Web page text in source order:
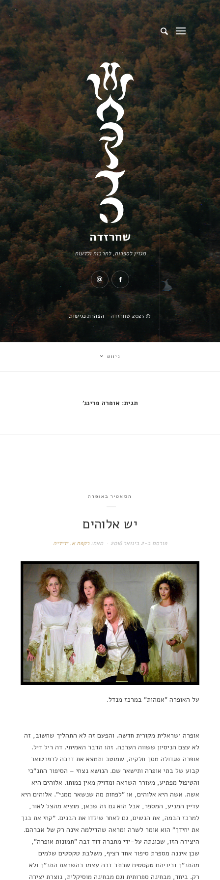
שחרזדה
מגזין לספרות, לתרבות ולדעות
© 2025 שחרזדה - הצהרת נגישות
ניווט
תגית: אופרה פרינג'
הסאטיר באופרה
יש אלוהים
פורסם ב-2 בינואר 2016 מאת:רקפת א. ידידיה
על האופרה "אמהות" במרכז מנדל.
אופרה ישראלית מקורית חדשה. והפעם זה לא התהליך שחשוב, זה
לא עצם הניסיון ששווה הערכה. זהו הדבר האמיתי. דה ריל דיל.
אופרה שגדולה מסך חלקיה, שמוטב ותמצא את דרכה לרפרטואר
קבוע של בתי אופרה ותישאר שם. הנושא נצחי – הסיפור התנ"כי
והטיפול מפתיע, מעורר השראה ומדויק מאין כמותו. אלוהים היא
אשה. אשה היא אלוהים, או "לפחות מה שנשאר ממני". אלוהים היא
עדיין המניע, המספר, אבל הוא גם זה שכאן, מוציא מהצל לאור,
למרכז הבמה, את הנשים, גם לאחר שילדו את הבנים. "קחי את בנך
את יחידך" הוא אומר לשרה ומראה שהדילמה אינה רק של אברהם.
היצירה הזו, שכונתה על-ידי מחברה דוד זבה "תמונות אופרה",
שכן איננה מספרת סיפור אחד רציף, משלבת טקסטים שלמים
מהתנ"ך וביניהם טקסטים שכתב זבה עצמו בהשראת התנ"ך ולא
רק. ביחד, מבחינה ספרותית וגם מבחינה מוסיקלית, נוצרת יצירה